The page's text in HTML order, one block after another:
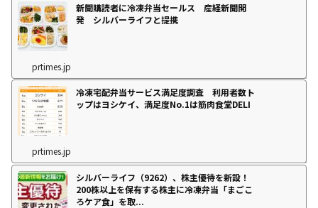
新聞購読者に冷凍弁当セールス 産経新聞開
発 シルバーライフと提携
prtimes.jp
冷凍宅配弁当サービス満足度調査 利用者数ト
ップはヨシケイ、満足度No.1は筋肉食堂DELI
prtimes.jp
シルバーライフ（9262）、株主優待を新設！
200株以上を保有する株主に冷凍弁当「まごこ
ろケア食」を取...